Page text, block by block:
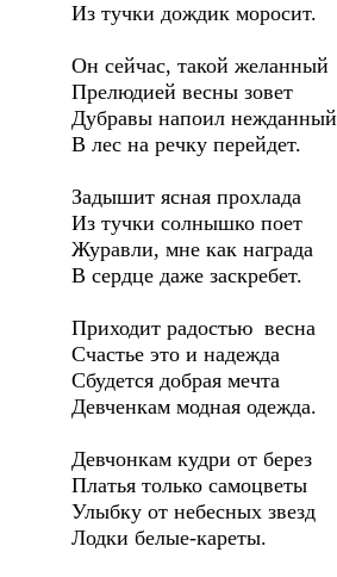
Из тучки дождик моросит.
Он сейчас, такой желанный
Прелюдией весны зовет
Дубравы напоил нежданный
В лес на речку перейдет.
Задышит ясная прохлада
Из тучки солнышко поет
Журавли, мне как награда
В сердце даже заскребет.
Приходит радостью весна
Счастье это и надежда
Сбудется добрая мечта
Девченкам модная одежда.
Девчонкам кудри от берез
Платья только самоцветы
Улыбку от небесных звезд
Лодки белые-кареты.